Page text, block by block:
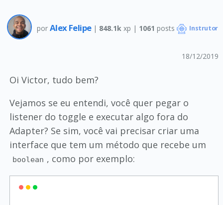
por Alex Felipe | 848.1k xp | 1061 posts Instrutor
18/12/2019
Oi Victor, tudo bem?
Vejamos se eu entendi, você quer pegar o
listener do toggle e executar algo fora do
Adapter? Se sim, você vai precisar criar uma
interface que tem um método que recebe um
boolean , como por exemplo: